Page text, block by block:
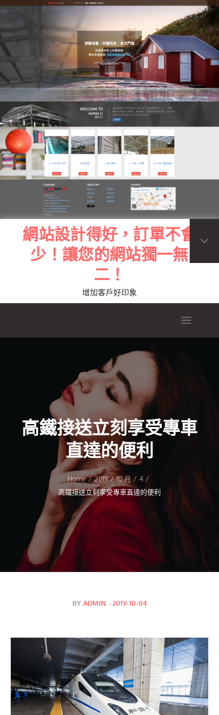
Skip
to
content
網站設計得好，訂單不會
少！讓您的網站獨一無
二！
增加客戶好印象
高鐵接送立刻享受專車
直達的便利
Home 2019 10 月
4
高鐵接送立刻享受專車直達的便利
BY ADMINPosted
2019-10-04